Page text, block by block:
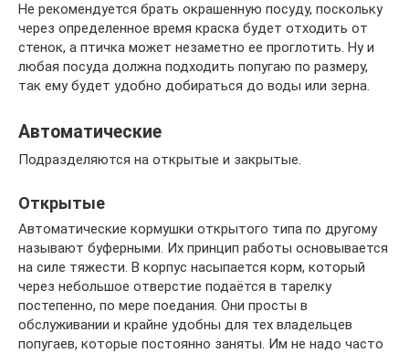
Не рекомендуется брать окрашенную посуду, поскольку
через определенное время краска будет отходить от
стенок, а птичка может незаметно ее проглотить. Ну и
любая посуда должна подходить попугаю по размеру,
так ему будет удобно добираться до воды или зерна.
Автоматические
Подразделяются на открытые и закрытые.
Открытые
Автоматические кормушки открытого типа по другому
называют буферными. Их принцип работы основывается
на силе тяжести. В корпус насыпается корм, который
через небольшое отверстие подаётся в тарелку
постепенно, по мере поедания. Они просты в
обслуживании и крайне удобны для тех владельцев
попугаев, которые постоянно заняты. Им не надо часто